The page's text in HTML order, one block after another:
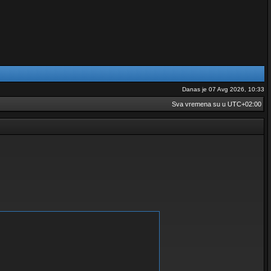
Danas je 07 Avg 2026, 10:33
Sva vremena su u UTC+02:00